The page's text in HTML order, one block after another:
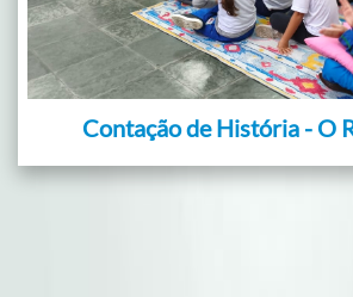
Contação de História - O